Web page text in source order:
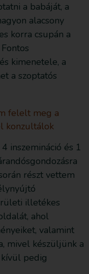
a babáját, a
alacsony
korra csupán a
kimenetele, a
a szoptatós
felelt meg a
konzultálok
inszemináció és 1
részt vettem
illetékes
ahol
valamint
mivel készüljünk a
kívül pedig